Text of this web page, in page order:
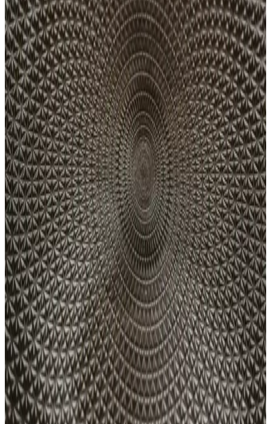
iPhone 13 Pro Batarya Kapasitesi ve Kullanım
İpuçları Hakkında Detaylı Bilgi
iPhone 13 Pro'nun yaklaşık 3000-3500 mAh batarya kapasitesi ve
enerji tasarrufu önerileriyle ilgili detaylar, günlük kullanım ve
batarya ömrünü uzatma ipuçları içerir.
Telefonun Şarj Olmama Sorunu ve Çözüm Yolları:
Temel Nedenler ve Uzman Tavsiyeleri
Telefon şarj olmama sorununu çözmek için temel nedenleri ve pratik
çözümleri öğrenin. Temizlik, kablo kontrolü ve uzman yardımıyla
cihazınızı yeniden kullanıma hazır hale getirin.
Redmi Note 11 Pro 67W Hızlı Şarj Teknolojisi ile
Günlük Kullanımda Verimlilik Artışı
Redmi Note 11 Pro'nun 67W şarj teknolojisi, hızlı ve güvenli şarj
imkanı sunarak kullanım süresini kısaltır ve pil ömrünü korur. Yoğun
günlerde pratik çözümler sağlar.
Çoklu Şarj İstasyonları ile Günlük Cihaz Şarjını
Kolaylaştırma Yöntemleri
Günümüzde çoklu şarj istasyonları, birden fazla cihazı aynı anda ve
güvenli şekilde şarj etmenize olanak tanır. Taşınabilir ve güvenlik
özellikleriyle hayatınızı kolaylaştırır.
Apple Şarj Adaptörleri: Güncel Teknolojiler ve
Güvenlik Standartlarıyla Uyum
Apple'ın çeşitli cihazlar için tasarladığı adaptörler, yüksek
performans ve güvenlik sağlar. Uygun adaptör seçimi, cihaz ömrünü
uzatır ve güvenli kullanım sunar.